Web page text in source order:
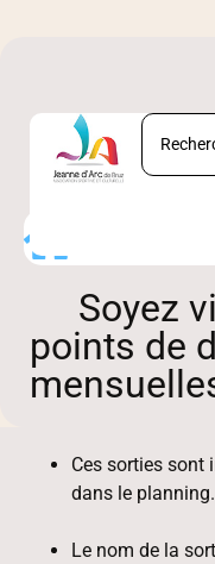
Soyez
points de
Ces sorties sont
dans le planning.
Le nom de la